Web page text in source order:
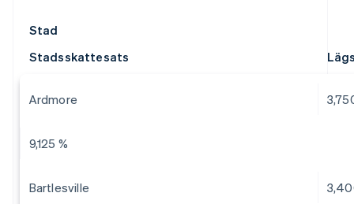
Stad
Stadsskattesats
Ardmore
9,125 %
Bartlesville